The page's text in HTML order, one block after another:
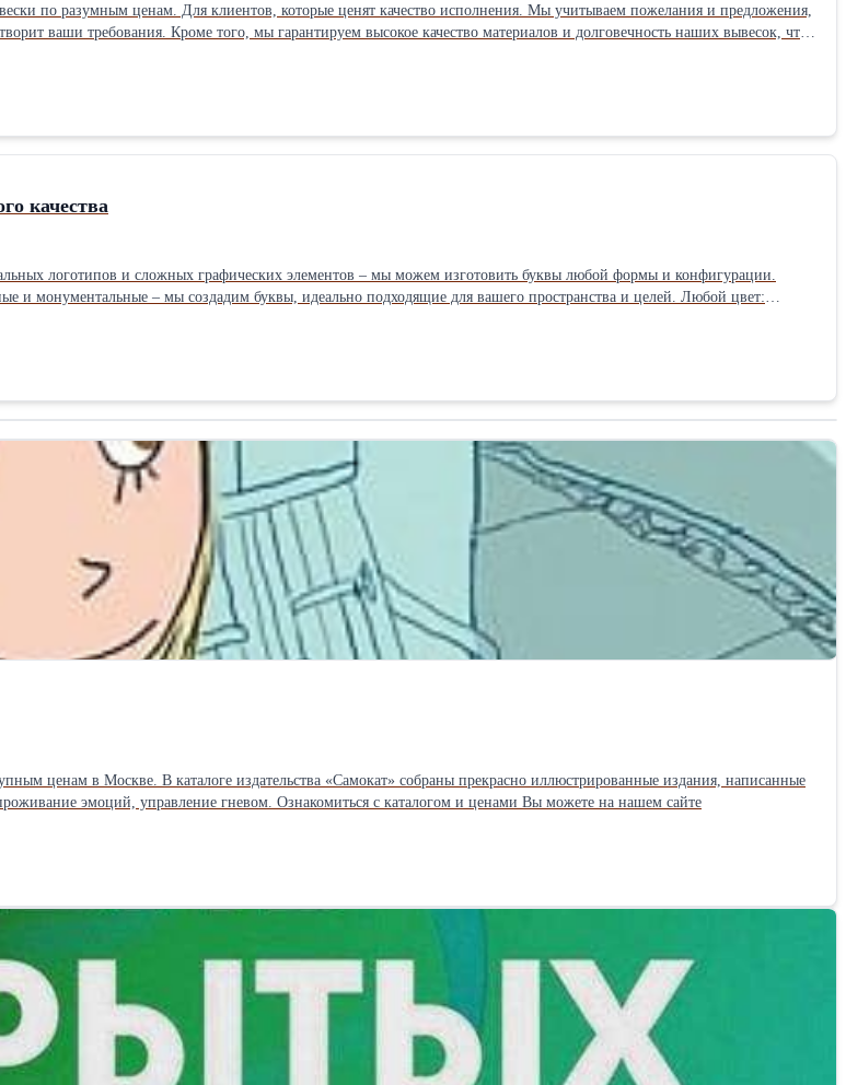
ценам. Для клиентов, которые ценят качество исполнения. Мы учитываем пожелания и предложения,
материалов и долговечность наших вывесок, что
качества
логотипов и сложных графических элементов – мы можем изготовить буквы любой формы и конфигурации.
и монументальные – мы создадим буквы, идеально подходящие для вашего пространства и целей. Любой цвет:
выбрать идеальное решение, соответствующее вашему фирменному стилю и настроению. Любая подсветка: Фронтальная
яркое и равномерное свечение лицевой части буквы. Контражурная подсветка: Создает эффект ореола вокруг буквы,
Подсвечивает боковые грани буквы, добавляя ей глубины и оригинальности. RGB-подсветка: Позволяет менять цвет
эффекты. Динамические эффекты: Мерцание, переливы, пульсация. Связь через МАХ или Телеграмм. Возможна
ценам в Москве. В каталоге издательства «Самокат» собраны прекрасно иллюстрированные издания, написанные
эмоций, управление гневом. Ознакомиться с каталогом и ценами Вы можете на нашем сайте